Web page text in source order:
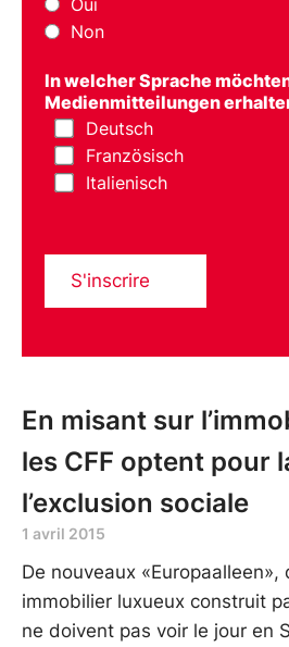
Non
In welcher Sprache
Medienmitteilungen
Deutsch
Französisch
Italienisch
S'inscrire
En misant sur
les CFF optent pour
l’exclusion sociale
1 avril 2015
De nouveaux
immobilier luxueux construit
ne doivent pas voir le jour en